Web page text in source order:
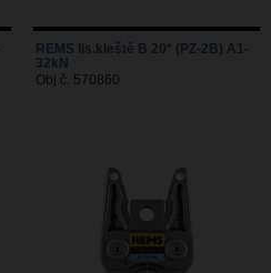
REMS lis.kleště B 20* (PZ-2B) A1-
32kN
Obj.č. 570860